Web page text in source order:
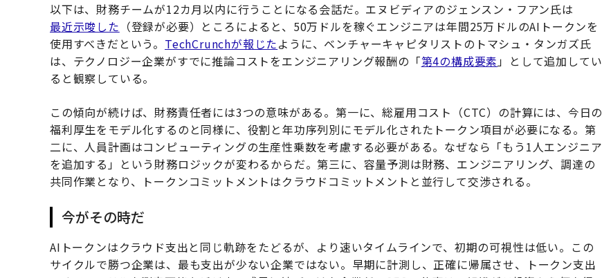
以下は、財務チームが12カ月以内に行うことになる会話だ。エヌビディアのジェンスン・フアン氏は
最近示唆した （登録が必要）ところによると、50万ドルを稼ぐエンジニアは年間25万ドルのAIトークンを
使用すべきだという。 TechCrunchが報じたように、ベンチャーキャピタリストのトマシュ・タンガズ氏
は、テクノロジー企業がすでに推論コストをエンジニアリング報酬の「第4の構成要素」として追加してい
ると観察している。
この傾向が続けば、財務責任者には3つの意味がある。第一に、総雇用コスト（CTC）の計算には、今日の
福利厚生をモデル化するのと同様に、役割と年功序列別にモデル化されたトークン項目が必要になる。第
二に、人員計画はコンピューティングの生産性乗数を考慮する必要がある。なぜなら「もう1人エンジニア
を追加する」という財務ロジックが変わるからだ。第三に、容量予測は財務、エンジニアリング、調達の
共同作業となり、トークンコミットメントはクラウドコミットメントと並行して交渉される。
今がその時だ
AIトークンはクラウド支出と同じ軌跡をたどるが、より速いタイムラインで、初期の可視性は低い。この
サイクルで勝つ企業は、最も支出が少ない企業ではない。早期に計測し、正確に帰属させ、トークン支出